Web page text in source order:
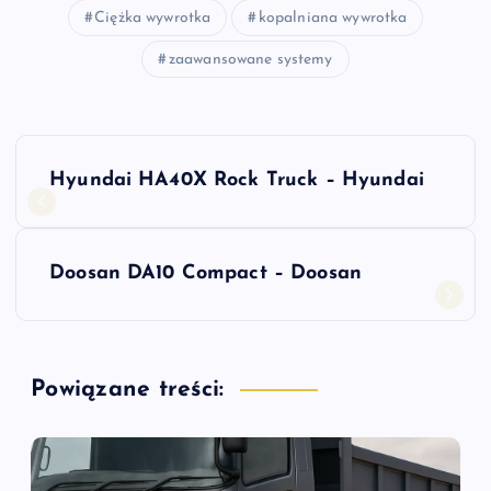
Ciężka wywrotka kopalniana wywrotka
zaawansowane systemy
N
g
a
Hyundai HA40X Rock Truck – Hyundai
Doosan DA10 Compact – Doosan
Powiązane treści: